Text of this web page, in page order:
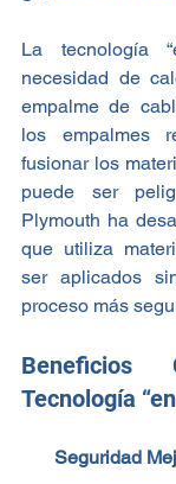
La tecnología
necesidad de
empalme de
los empalmes
fusionar los
puede ser
Plymouth ha
que utiliza
ser aplicados
proceso más
Tecnología
Seguridad